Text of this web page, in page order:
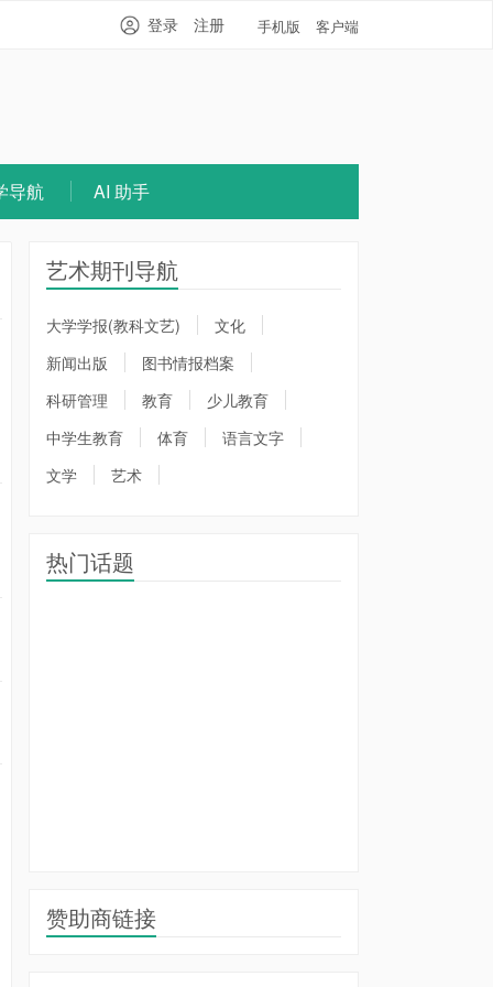
手机版 客户端
登录 注册
导航 AI 助手
艺术期刊导航
大学学报(教科文艺)
文化
新闻出版
图书情报档案
科研管理
教育
少儿教育
中学生教育
体育
语言文字
文学
艺术
热门话题
赞助商链接